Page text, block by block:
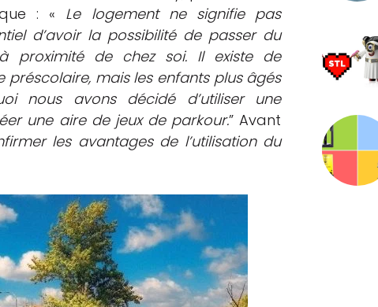
: « Le logement ne signifie pas
d’avoir la possibilité de passer du
proximité de chez soi. Il existe de
préscolaire, mais les enfants plus âgés
nous avons décidé d’utiliser une
une aire de jeux de parkour.” Avant
les avantages de l’utilisation du